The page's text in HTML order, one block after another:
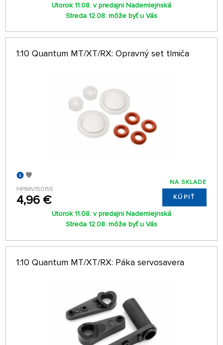
Utorok 11.08. v predajni Nademlejnská
Streda 12.08. môže byť u Vás
1:10 Quantum MT/XT/RX: Opravný set tlmiča
HPIMV150155
4,96 €
NA SKLADE
KÚPIŤ
Utorok 11.08. v predajni Nademlejnská
Streda 12.08. môže byť u Vás
1:10 Quantum MT/XT/RX: Páka servosavera